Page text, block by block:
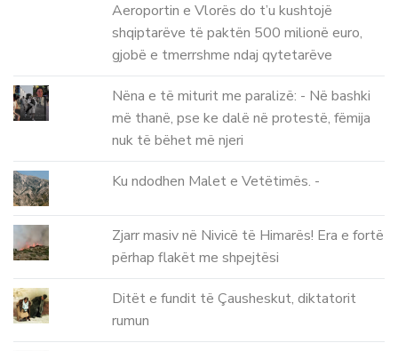
Aeroportin e Vlorës do t’u kushtojë
shqiptarëve të paktën 500 milionë euro,
gjobë e tmerrshme ndaj qytetarëve
Nëna e të miturit me paralizë: - Në bashki
më thanë, pse ke dalë në protestë, fëmija
nuk të bëhet më njeri
Ku ndodhen Malet e Vetëtimës. -
Zjarr masiv në Nivicë të Himarës! Era e fortë
përhap flakët me shpejtësi
Ditët e fundit të Çausheskut, diktatorit
rumun